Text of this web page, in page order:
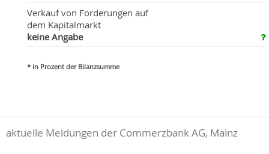
Verkauf von Forderungen auf
dem Kapitalmarkt
keine Angabe
* in Prozent der Bilanzsumme
aktuelle Meldungen der Commerzbank AG, Mainz